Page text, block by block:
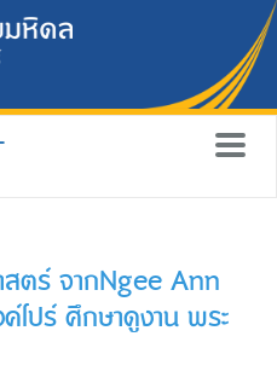
ตร์ จากNgee Ann
โปร์ ศึกษาดูงาน พระ